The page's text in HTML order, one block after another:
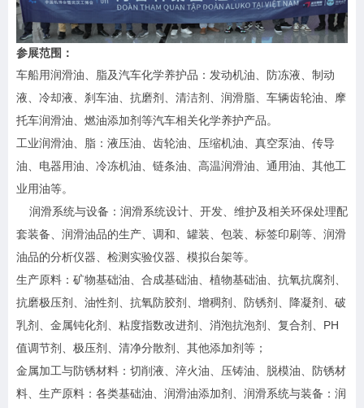
参展范围：
车船用润滑油、脂及汽车化学养护品：发动机油、防冻液、制动
液、冷却液、刹车油、抗磨剂、清洁剂、润滑脂、车辆齿轮油、摩
托车润滑油、燃油添加剂等汽车相关化学养护产品。
工业润滑油、脂：液压油、齿轮油、压缩机油、真空泵油、传导
油、电器用油、冷冻机油、链条油、高温润滑油、通用油、其他工
业用油等。
润滑系统与设备：润滑系统设计、开发、维护及相关环保处理配
套装备、润滑油品的生产、调和、罐装、包装、标签印刷等、润滑
油品的分析仪器、检测实验仪器、模拟台架等。
生产原料：矿物基础油、合成基础油、植物基础油、抗氧抗腐剂、
抗磨极压剂、油性剂、抗氧防胶剂、增稠剂、防锈剂、降凝剂、破
乳剂、金属钝化剂、粘度指数改进剂、消泡抗泡剂、复合剂、PH
值调节剂、极压剂、清净分散剂、其他添加剂等；
金属加工与防锈材料：切削液、淬火油、压铸油、脱模油、防锈材
料、生产原料：各类基础油、润滑油添加剂、润滑系统与装备：润